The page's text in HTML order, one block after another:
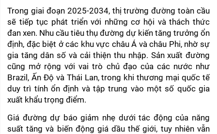
Trong giai đoạn 2025-2034, thị trường đường toàn cầu
sẽ tiếp tục phát triển với những cơ hội và thách thức
đan xen. Nhu cầu tiêu thụ đường dự kiến tăng trưởng ổn
định, đặc biệt ở các khu vực châu Á và châu Phi, nhờ sự
gia tăng dân số và cải thiện thu nhập. Sản xuất đường
cũng mở rộng với vai trò chủ đạo của các nước như
Brazil, Ấn Độ và Thái Lan, trong khi thương mại quốc tế
duy trì tính ổn định và tập trung vào một số quốc gia
xuất khẩu trọng điểm.
Giá đường dự báo giảm nhẹ dưới tác động của năng
suất tăng và biến động giá dầu thế giới, tuy nhiên vẫn